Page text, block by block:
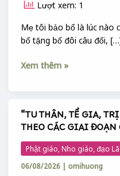
Lượt xem: 1
Mẹ tôi bảo bố là lúc nào
bố tặng bố đôi câu đối,
GIA
ĐÌNH
Xem thêm »
“TU THÂN, TỀ GIA,
THEO CÁC GIAI
Phật giáo, Nho giáo, đạo
06/08/2026 | omihuong
“TU
THÂN,
TỀ
GIA,
TRỊ